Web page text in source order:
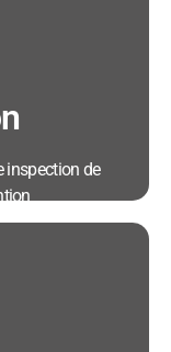
8h30 à
le samedi
inspection de